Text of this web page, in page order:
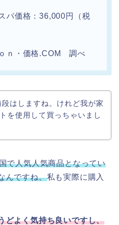
パ価格：36,000円（税
ｎ・価格.COM 調べ
はしますね。けれど我が家
を使用して買っちゃいまし
で人気人気商品となってい
んですね。私も実際に購入
どよく気持ち良いですし、